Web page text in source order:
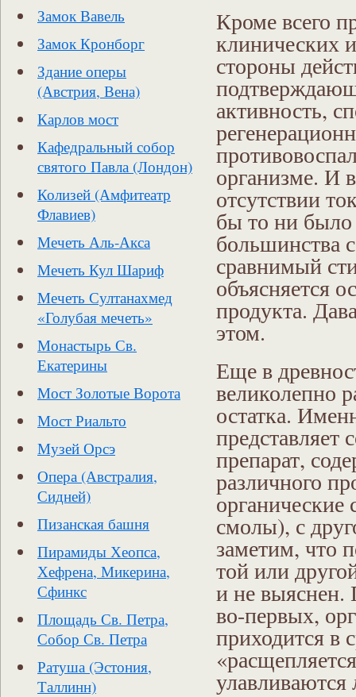
Замок Вавель
Замок Кронборг
Здание оперы
(Австрия, Вена)
Карлов мост
Кафедральный собор
святого Павла (Лондон)
Колизей (Амфитеатр
Флавиев)
Мечеть Аль-Акса
Мечеть Кул Шариф
Мечеть Султанахмед
«Голубая мечеть»
Монастырь Св.
Екатерины
Мост Золотые Ворота
Мост Риальто
Музей Орсэ
Опера (Австралия,
Сидней)
Пизанская башня
Пирамиды Хеопса,
Хефрена, Микерина,
Сфинкс
Площадь Св. Петра,
Собор Св. Петра
Ратуша (Эстония,
Таллинн)
Кроме всего
клинических
стороны
активность,
организме. И
отсутствии
бы то ни
большинства
сравнимый
объясняется
продукта.
этом.
Еще в
великолепно
остатка.
представляет
препарат,
различного
органические
смолы), с
заметим, что
той или
и не выяснен.
во-первых,
приходится в